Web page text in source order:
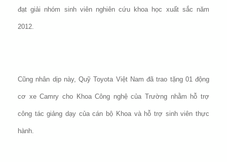
đạt giải nhóm sinh viên nghiên cứu khoa học xuất sắc năm
2012.
Cũng nhân dịp này, Quỹ Toyota Việt Nam đã trao tặng 01 động
cơ xe Camry cho Khoa Công nghệ của Trường nhằm hỗ trợ
công tác giảng dạy của cán bộ Khoa và hỗ trợ sinh viên thực
hành.